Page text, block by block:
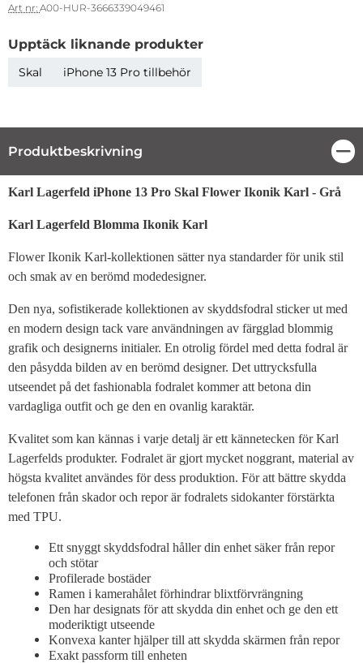
Art nr: A00-HUR-3666339049461
Upptäck liknande produkter
Skal iPhone 13 Pro tillbehör
Produktbeskrivning
Produktbeskrivning
Karl Lagerfeld iPhone 13 Pro Skal Flower Ikonik Karl - Grå
Karl Lagerfeld Blomma Ikonik Karl
Flower Ikonik Karl-kollektionen sätter nya standarder för unik stil
och smak av en berömd modedesigner.
Den nya, sofistikerade kollektionen av skyddsfodral sticker ut med
en modern design tack vare användningen av färgglad blommig
grafik och designerns initialer. En otrolig fördel med detta fodral är
den påsydda bilden av en berömd designer. Det uttrycksfulla
utseendet på det fashionabla fodralet kommer att betona din
vardagliga outfit och ge den en ovanlig karaktär.
Kvalitet som kan kännas i varje detalj är ett kännetecken för Karl
Lagerfelds produkter. Fodralet är gjort mycket noggrant, material av
högsta kvalitet användes för dess produktion. För att bättre skydda
telefonen från skador och repor är fodralets sidokanter förstärkta
med TPU.
Ett snyggt skyddsfodral håller din enhet säker från repor
och stötar
Profilerade bostäder
Ramen i kamerahålet förhindrar blixtförvrängning
Den har designats för att skydda din enhet och ge den ett
moderiktigt utseende
Konvexa kanter hjälper till att skydda skärmen från repor
Exakt passform till enheten